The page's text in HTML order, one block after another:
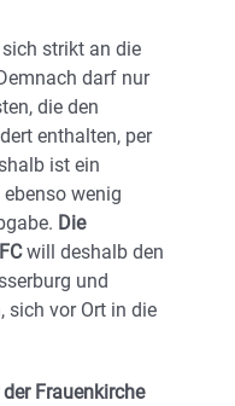
strikt an die
darf nur
die den
enthalten, per
ist ein
wenig
Die
will deshalb den
und
sich vor Ort in die
Frauenkirche